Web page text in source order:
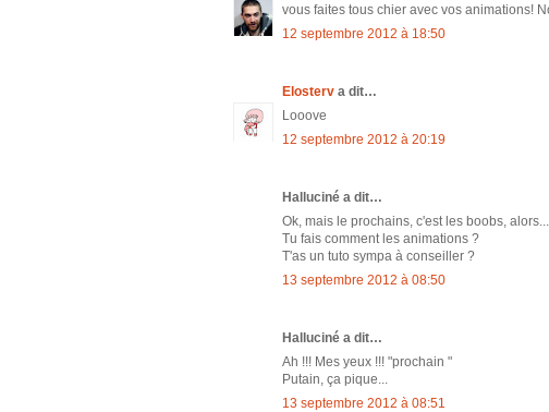
vous faites tous chier avec vos animations!
12 septembre 2012 à 18:50
Elosterv a dit…
Looove
12 septembre 2012 à 20:19
Halluciné a dit…
Ok, mais le prochains, c'est les boobs,
Tu fais comment les animations ?
T'as un tuto sympa à conseiller ?
13 septembre 2012 à 08:50
Halluciné a dit…
Ah !!! Mes yeux !!! "prochain "
Putain, ça pique...
13 septembre 2012 à 08:51